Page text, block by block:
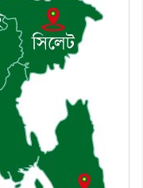
মুচি সম্প্রদায়ের
খন্দকার মারুফ
শৃঙ্খলা কমিটির
ড. খন্দকার
মূল্যায়ন কোথায়